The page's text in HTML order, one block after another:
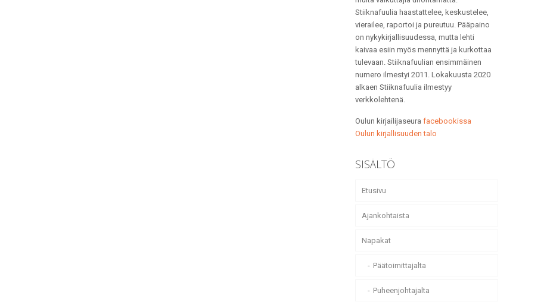
Stiiknafuulia haastattelee, keskustelee,
vierailee, raportoi ja pureutuu. Pääpaino
on nykykirjallisuudessa, mutta lehti
kaivaa esiin myös mennyttä ja kurkottaa
tulevaan. Stiiknafuulian ensimmäinen
numero ilmestyi 2011. Lokakuusta 2020
alkaen Stiiknafuulia ilmestyy
verkkolehtenä.
Oulun kirjailijaseurafacebookissa
Oulun kirjallisuuden talo
SISÄLTÖ
Etusivu
Ajankohtaista
Napakat
Päätoimittajalta
Puheenjohtajalta